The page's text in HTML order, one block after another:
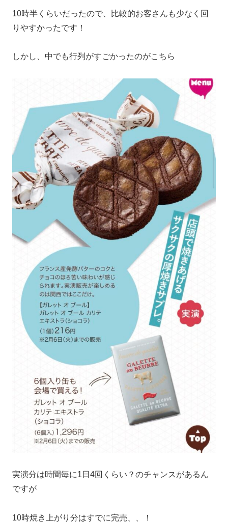
10時半くらいだったので、比較的お客さんも少なく回
りやすかったです！
しかし、中でも行列がすごかったのがこちら
実演分は時間毎に1日4回くらい？のチャンスがあるん
ですが
10時焼き上がり分はすでに完売、、！